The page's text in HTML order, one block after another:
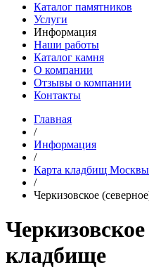
Каталог памятников
Услуги
Информация
Наши работы
Каталог камня
О компании
Отзывы о компании
Контакты
Главная
/
Информация
/
Карта кладбищ
/
Черкизовское
кладбище